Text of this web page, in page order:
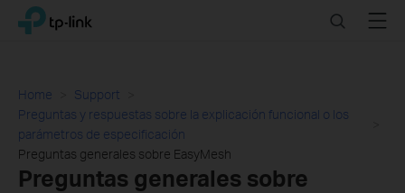
Click
navigation
TP-Link, Reliably Smart SearchMenu
Home
Support
Preguntas y respuestas sobre la explicación funcional o los
parámetros de especificación
Preguntas generales sobre EasyMesh
Preguntas generales sobre